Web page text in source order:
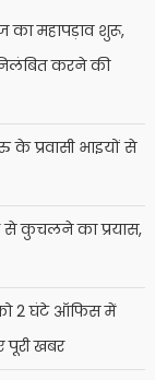
का महापड़ाव शुरू,
करने की
के प्रवासी भाइयों से
से कुचलने का प्रयास,
को 2 घंटे ऑफिस में
पूरी खबर